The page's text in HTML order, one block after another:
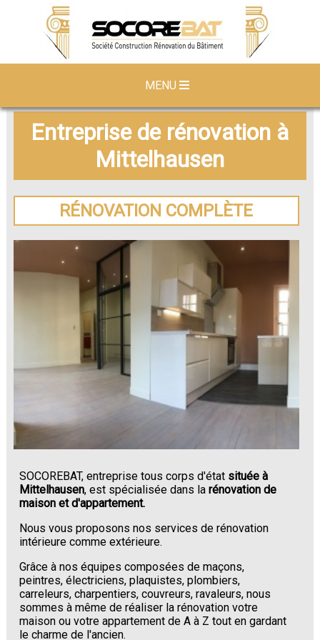
MENU
Entreprise de rénovation à
Mittelhausen
RÉNOVATION COMPLÈTE
SOCOREBAT, entreprise tous corps d'état située à
Mittelhausen, est spécialisée dans larénovation de
maison et d'appartement.
Nous vous proposons nos services de rénovation
intérieure comme extérieure.
Grâce à nos équipes composées de maçons,
peintres, électriciens, plaquistes, plombiers,
carreleurs, charpentiers, couvreurs, ravaleurs, nous
sommes à même de réaliser la rénovation votre
maison ou votre appartement de A à Z tout en gardant
le charme de l'ancien.